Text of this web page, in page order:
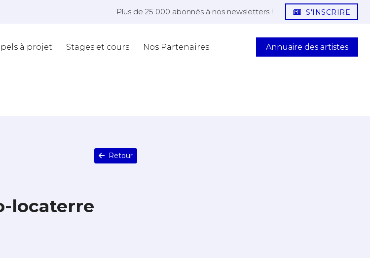
Plus de 25 000 abonnés à nos newsletters ! S'INSCRIRE
à projet Stages et cours Nos Partenaires Annuaire des artistes
Retour
locaterre